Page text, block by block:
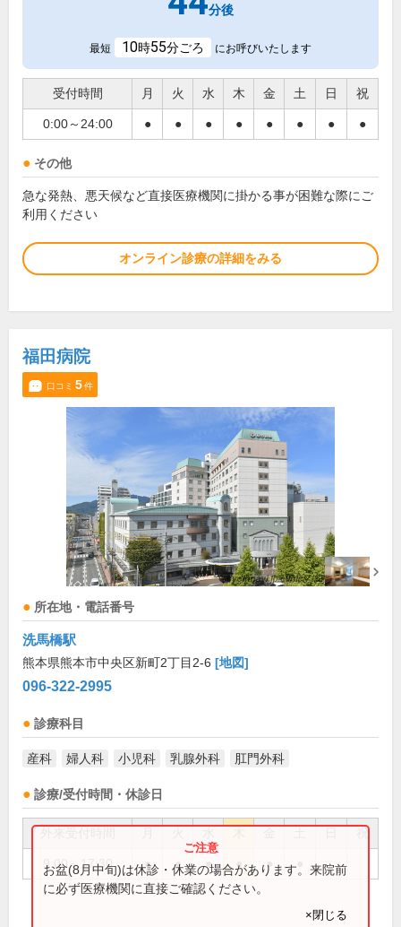
分後
最短 10時55分ごろ にお呼びいたします
受付時間 月 火 水 木 金 土 日 祝
0:00～24:00 ● ● ● ● ● ● ● ●
その他
急な発熱、悪天候など直接医療機関に掛かる事が困難な際にご
利用ください
オンライン診療の詳細をみる
福田病院
口コミ 5件
所在地・電話番号
洗馬橋駅
熊本県熊本市中央区新町2丁目2-6 [地図]
096-322-2995
診療科目
産科 婦人科 小児科 乳腺外科 肛門外科
診療/受付時間・休診日
祝
9:00～17:30 ● ● ● ● ●
お盆(8月中旬)は休診・休業の場合があります。来院前
に必ず医療機関に直接ご確認ください。
×閉じる